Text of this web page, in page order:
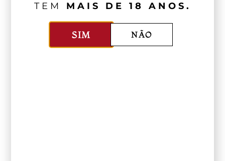
TEM MAIS DE 18 ANOS.
SIM NÃO